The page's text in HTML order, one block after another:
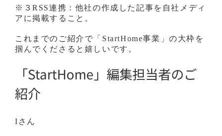
※３RSS連携：他社の作成した記事を自社メディ
アに掲載すること。
これまでのご紹介で「StartHome事業」の大枠を
掴んでくださると嬉しいです。
「StartHome」編集担当者のご
紹介
Iさん